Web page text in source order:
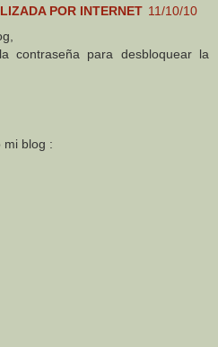
POR INTERNET 11/10/10
contraseña para desbloquear la
mi blog :